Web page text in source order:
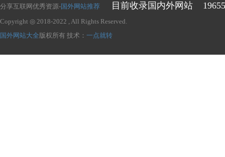
分享互联网优秀资源-国外网站推荐 目前收录国内外网站 19655
Copyright ◎ 2018-2022 , All Rights Reserved.
国外网站大全 版权所有 技术： 一点就转